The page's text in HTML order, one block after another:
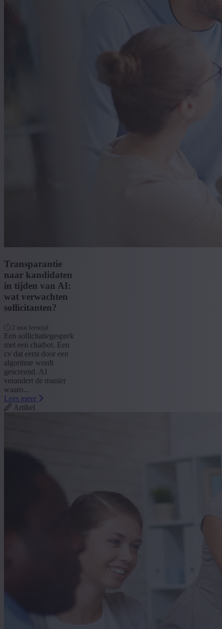
Transparantie
naar kandidaten
in tijden van AI:
wat verwachten
sollicitanten?
2 min leestijd
Een sollicitatiegesprek
met een chatbot. Een
cv dat eerst door een
algoritme wordt
gescreend. AI
verandert de manier
waaro...
Lees meer
Artikel